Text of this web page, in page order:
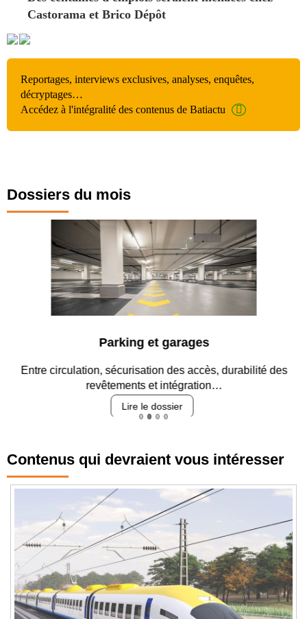
Castorama et Brico Dépôt
Reportages, interviews exclusives, analyses, enquêtes,
décryptages…
Accédez à l'intégralité des contenus de Batiactu
Dossiers du mois
Parking et garages
Entre circulation, sécurisation des accès, durabilité des
revêtements et intégration…
Lire le dossier
Contenus qui devraient vous intéresser